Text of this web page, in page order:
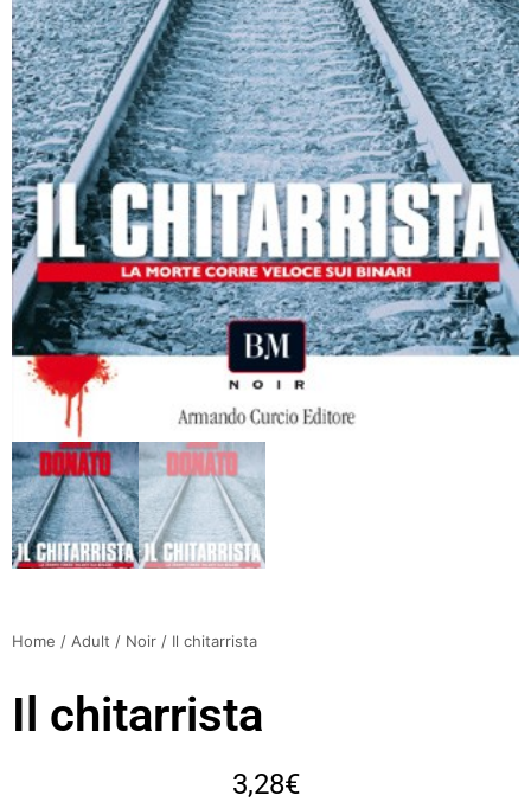
Home / Adult / Noir / Il chitarrista
Il chitarrista
3,28€